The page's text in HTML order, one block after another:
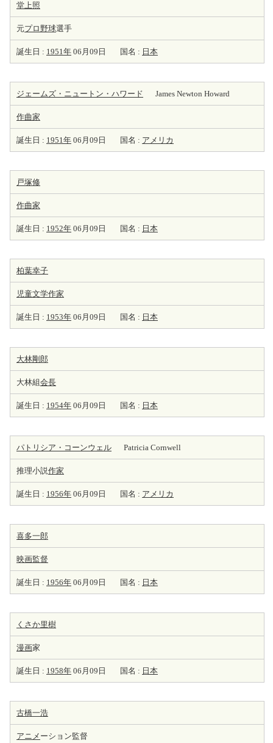
堂上照
元プロ野球選手
誕生日 : 1951年 06月09日 国名 : 日本
ジェームズ・ニュートン・ハワード James Newton Howard
作曲家
誕生日 : 1951年 06月09日 国名 : アメリカ
戸塚修
作曲家
誕生日 : 1952年 06月09日 国名 : 日本
柏葉幸子
児童文学作家
誕生日 : 1953年 06月09日 国名 : 日本
大林剛郎
大林組会長
誕生日 : 1954年 06月09日 国名 : 日本
パトリシア・コーンウェル Patricia Cornwell
推理小説作家
誕生日 : 1956年 06月09日 国名 : アメリカ
喜多一郎
映画監督
誕生日 : 1956年 06月09日 国名 : 日本
くさか里樹
漫画家
誕生日 : 1958年 06月09日 国名 : 日本
古橋一浩
アニメ ーション監督